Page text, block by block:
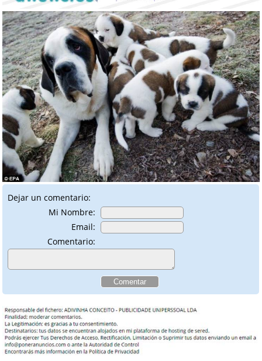
Dejar un comentario:
Mi Nombre:
Email:
Comentario: